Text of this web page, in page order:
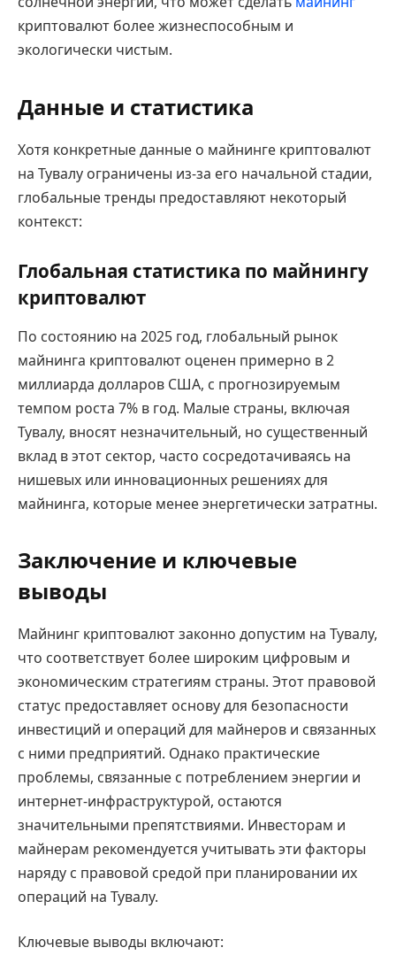
криптовалют более жизнеспособным и
экологически чистым.
Данные и статистика
Хотя конкретные данные о майнинге криптовалют
на Тувалу ограничены из-за его начальной стадии,
глобальные тренды предоставляют некоторый
контекст:
Глобальная статистика по майнингу
криптовалют
По состоянию на 2025 год, глобальный рынок
майнинга криптовалют оценен примерно в 2
миллиарда долларов США, с прогнозируемым
темпом роста 7% в год. Малые страны, включая
Тувалу, вносят незначительный, но существенный
вклад в этот сектор, часто сосредотачиваясь на
нишевых или инновационных решениях для
майнинга, которые менее энергетически затратны.
Заключение и ключевые
выводы
Майнинг криптовалют законно допустим на Тувалу,
что соответствует более широким цифровым и
экономическим стратегиям страны. Этот правовой
статус предоставляет основу для безопасности
инвестиций и операций для майнеров и связанных
с ними предприятий. Однако практические
проблемы, связанные с потреблением энергии и
интернет-инфраструктурой, остаются
значительными препятствиями. Инвесторам и
майнерам рекомендуется учитывать эти факторы
наряду с правовой средой при планировании их
операций на Тувалу.
Ключевые выводы включают: